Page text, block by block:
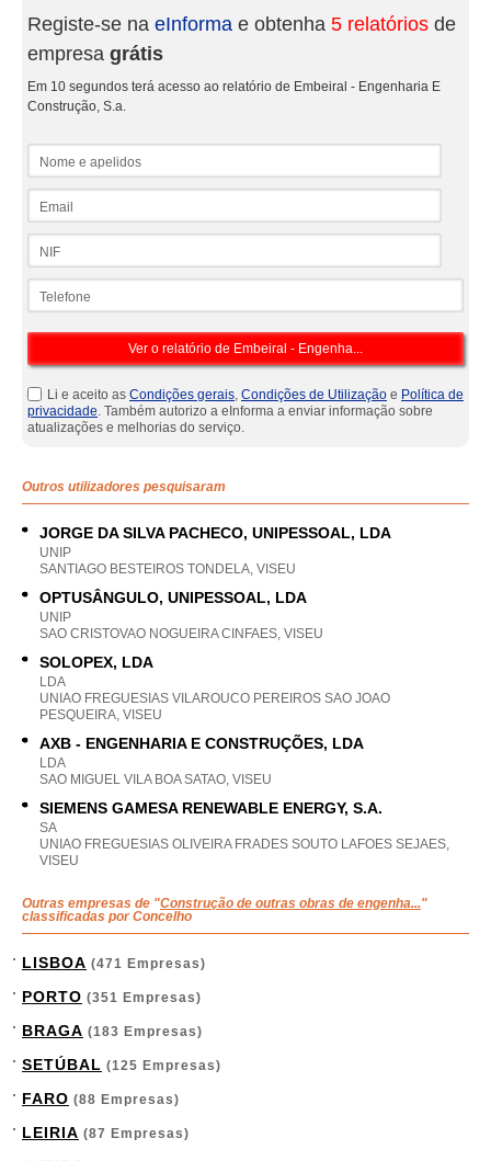
Registe-se na eInforma e obtenha 5 relatórios de
empresa grátis
Em 10 segundos terá acesso ao relatório de Embeiral - Engenharia E
Construção, S.a.
Li e aceito as Condições gerais, Condições de Utilização e Política de
privacidade. Também autorizo a eInforma a enviar informação sobre
atualizações e melhorias do serviço.
Outros utilizadores pesquisaram
JORGE DA SILVA PACHECO, UNIPESSOAL, LDA
UNIP
SANTIAGO BESTEIROS TONDELA, VISEU
OPTUSÂNGULO, UNIPESSOAL, LDA
UNIP
SAO CRISTOVAO NOGUEIRA CINFAES, VISEU
SOLOPEX, LDA
LDA
UNIAO FREGUESIAS VILAROUCO PEREIROS SAO JOAO
PESQUEIRA, VISEU
AXB - ENGENHARIA E CONSTRUÇÕES, LDA
LDA
SAO MIGUEL VILA BOA SATAO, VISEU
SIEMENS GAMESA RENEWABLE ENERGY, S.A.
SA
UNIAO FREGUESIAS OLIVEIRA FRADES SOUTO LAFOES SEJAES,
VISEU
Outras empresas de "Construção de outras obras de engenha..."
classificadas por Concelho
LISBOA (471 Empresas)
PORTO (351 Empresas)
BRAGA (183 Empresas)
SETÚBAL (125 Empresas)
FARO (88 Empresas)
LEIRIA (87 Empresas)